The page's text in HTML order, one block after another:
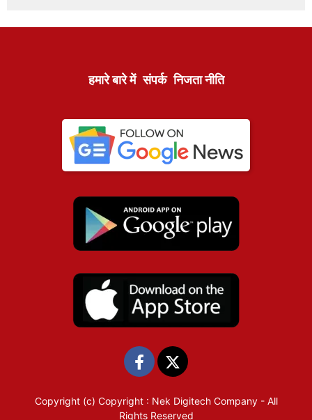
हमारे बारे में संपर्क निजता नीति
Copyright (c) Copyright : Nek Digitech Company- All
Rights Reserved